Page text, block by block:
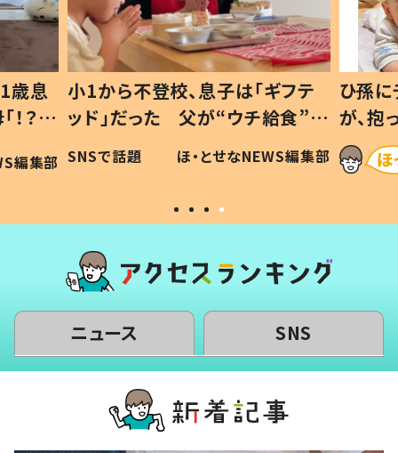
フテ
食”を
編集部
ひ孫にデレデレな80歳じいじ
が、抱っこすると…ひ孫の反応に
「涙が出ました」「可愛くて仕方な
い」
ほ・とせなNEWS編集部
ニュース SNS